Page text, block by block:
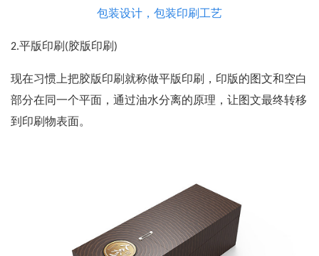
包装设计，包装印刷工艺
2.平版印刷(胶版印刷)
现在习惯上把胶版印刷就称做平版印刷，印版的图文和空白
部分在同一个平面，通过油水分离的原理，让图文最终转移
到印刷物表面。